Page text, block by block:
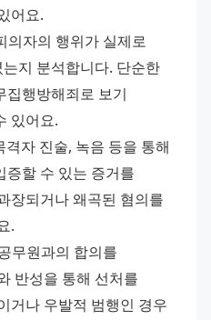
어요.
의자의 행위가 실제로
지 분석합니다. 단순한
집행방해죄로 보기
있어요.
격자 진술, 녹음 등을 통해
증할 수 있는 증거를
장되거나 왜곡된 혐의를
.
무원과의 합의를
반성을 통해 선처를
거나 우발적 범행인 경우